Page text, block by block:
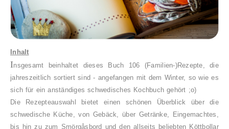
Inhalt
Insgesamt beinhaltet dieses Buch 106 (Familien-)Rezepte, die
jahreszeitlich sortiert sind - angefangen mit dem Winter, so wie es
sich für ein anständiges schwedisches Kochbuch gehört ;o)
Die Rezepteauswahl bietet einen schönen Überblick über die
schwedische Küche, von Gebäck, über Getränke, Eingemachtes,
bis hin zu zum Smörgåsbord und den allseits beliebten Köttbollar